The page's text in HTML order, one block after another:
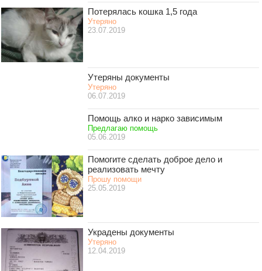
Потерялась кошка 1,5 года
Утеряно
23.07.2019
Утеряны документы
Утеряно
06.07.2019
Помощь алко и нарко зависимым
Предлагаю помощь
05.06.2019
Помогите сделать доброе дело и
реализовать мечту
Прошу помощи
25.05.2019
Украдены документы
Утеряно
12.04.2019